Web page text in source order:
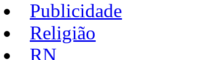
Publicidade
Religião
RN